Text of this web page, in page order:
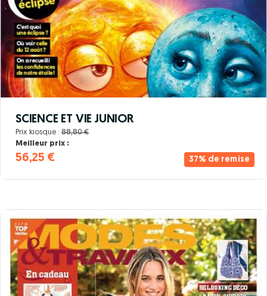
37% de remise
SCIENCE ET VIE JUNIOR
Prix kiosque : 88,80 €
Meilleur prix :
56,25 €